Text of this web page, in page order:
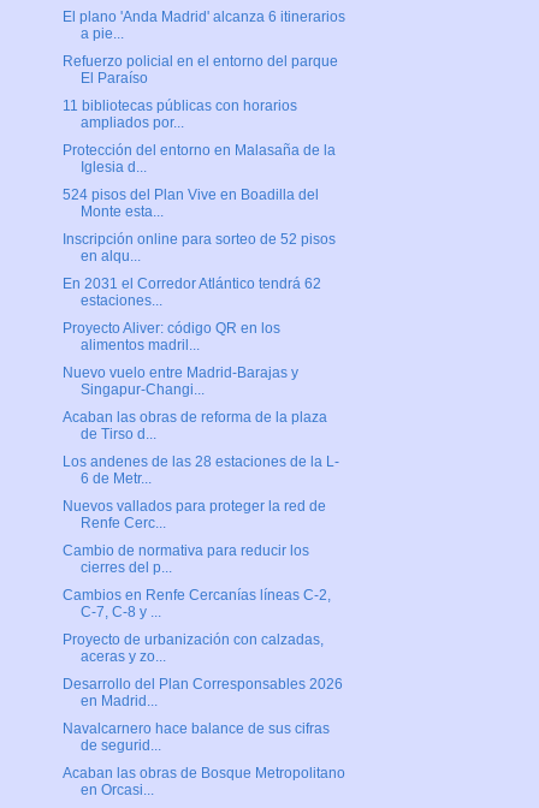
El plano 'Anda Madrid' alcanza 6 itinerarios
a pie...
Refuerzo policial en el entorno del parque
El Paraíso
11 bibliotecas públicas con horarios
ampliados por...
Protección del entorno en Malasaña de la
Iglesia d...
524 pisos del Plan Vive en Boadilla del
Monte esta...
Inscripción online para sorteo de 52 pisos
en alqu...
En 2031 el Corredor Atlántico tendrá 62
estaciones...
Proyecto Aliver: código QR en los
alimentos madril...
Nuevo vuelo entre Madrid-Barajas y
Singapur-Changi...
Acaban las obras de reforma de la plaza
de Tirso d...
Los andenes de las 28 estaciones de la L-
6 de Metr...
Nuevos vallados para proteger la red de
Renfe Cerc...
Cambio de normativa para reducir los
cierres del p...
Cambios en Renfe Cercanías líneas C-2,
C-7, C-8 y ...
Proyecto de urbanización con calzadas,
aceras y zo...
Desarrollo del Plan Corresponsables 2026
en Madrid...
Navalcarnero hace balance de sus cifras
de segurid...
Acaban las obras de Bosque Metropolitano
en Orcasi...